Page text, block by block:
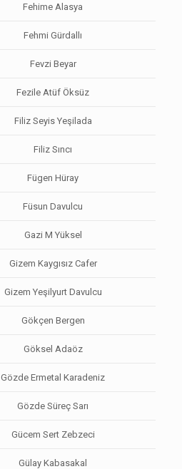
Fehime Alasya
Fehmi Gürdallı
Fevzi Beyar
Fezile Atüf Öksüz
Filiz Seyis Yeşilada
Filiz Sıncı
Fügen Hüray
Füsun Davulcu
Gazi M Yüksel
Gizem Kaygısız Cafer
Gizem Yeşilyurt Davulcu
Gökçen Bergen
Göksel Adaöz
Gözde Ermetal Karadeniz
Gözde Süreç Sarı
Gücem Sert Zebzeci
Gülay Kabasakal